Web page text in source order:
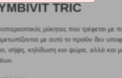
TRIC
μύκητας που τρέφεται με
με αυτό το προϊόν δεν
σήψη, κηλίδωση και ψώρα, αλλά και